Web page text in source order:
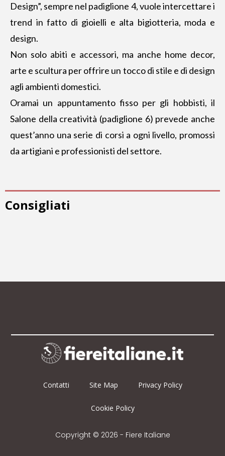
Design”, sempre nel padiglione 4, vuole intercettare i
trend in fatto di gioielli e alta bigiotteria, moda e
design.
Non solo abiti e accessori, ma anche home decor,
arte e scultura per offrire un tocco di stile e di design
agli ambienti domestici.
Oramai un appuntamento fisso per gli hobbisti, il
Salone della creatività (padiglione 6) prevede anche
quest’anno una serie di corsi a ogni livello, promossi
da artigiani e professionisti del settore.
Consigliati
Contatti Site Map Privacy Policy
Cookie Policy
Copyright © 2026 - Fiere Italiane